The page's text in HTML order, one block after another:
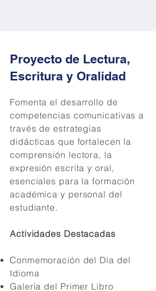
Proyecto de Lectura,
Escritura y Oralidad
Fomenta el desarrollo de
competencias comunicativas a
través de estrategias
didácticas que fortalecen la
comprensión lectora, la
expresión escrita y oral,
esenciales para la formación
académica y personal del
estudiante.
Actividades Destacadas
Conmemoración del Día del
Idioma
Galería del Primer Libro